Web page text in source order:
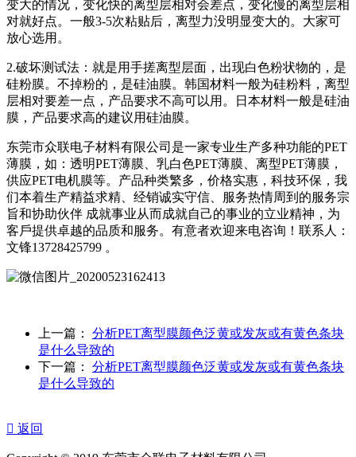
变大的情况，变化快的离型层相对会差点，变化慢的离型层相
对就好点。一般3-5次粘贴后，离型力没明显变大的。大家可
放心选用。
2.破坏测试法：就是用手搓离型层面，出现白色粉状物的，是
硅粉膜。不掉粉的，是硅油膜。韩国材料一般为硅粉料，离型
层相对要差一点，产品要求不高可以用。日本材料一般是硅油
膜，产品要求高的建议用硅油膜。
东莞市众联电子材料有限公司是一家专业生产多种功能的PET
薄膜，如：透明PET薄膜、乳白色PET薄膜、离型PET薄膜，
供应PET电机膜等。产品种类繁多，价格实惠，科技环保，我
们本着生产精益求精、经销诚实守信、服务热情周到的服务宗
旨和协助伙伴 成就事业从而成就自己的事业的立业精神，为
客戶提供卓越的品质和服务。有意者欢迎来电咨询！联系人：
文锋13728425799 。
上一篇： 分析PET离型膜颜色泛黄或发灰或有黄色条块
是什么导致的
下一篇： 分析PET离型膜颜色泛黄或发灰或有黄色条块
是什么导致的
 返回